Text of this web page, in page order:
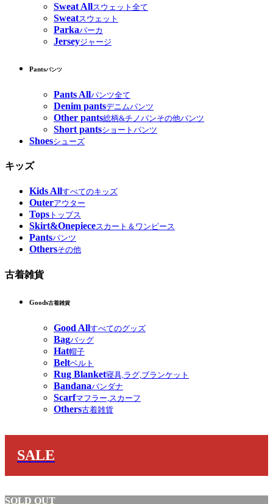
Sweat Allスウェット全て
Sweatスウェット
Parkaパーカ
Jerseyジャージ
Pantsパンツ
Pants Allパンツ全て
Denim pantsデニムパンツ
Other pants総柄&チノパンその他パンツ
Short pantsショートパンツ
Shoesシューズ
キッズ
Kids Allすべてのキッズ
Outerアウター
Tops トップス
Skirt&Onepieceスカート＆ワンピース
Pantsパンツ
Othersその他
古着雑貨
Goods古着雑貨
Good Allすべてのグッズ
Bagバッグ
Hat帽子
Beltベルト
Rug Blanket寝具,ラグ,ブランケット
Bandanaバンダナ
Scarfマフラー,スカーフ
Others古着雑貨
SALE
SOLD OUT